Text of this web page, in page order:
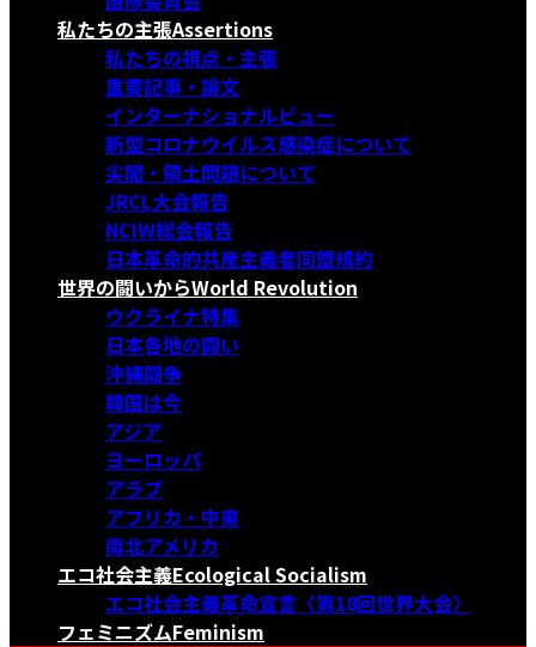
私たちの主張Assertions
私たちの視点・主張
重要記事・論文
インターナショナルビュー
新型コロナウイルス感染症について
尖閣・領土問題について
JRCL大会報告
NCIW総会報告
日本革命的共産主義者同盟規約
世界の闘いからWorld Revolution
ウクライナ特集
日本各地の闘い
沖縄闘争
韓国は今
アジア
ヨーロッパ
アラブ
アフリカ・中東
南北アメリカ
エコ社会主義Ecological Socialism
エコ社会主義革命宣言〈第18回世界大会〉
フェミニズムFeminism